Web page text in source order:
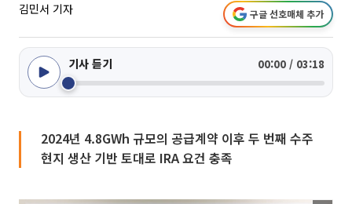
김민서 기자 구글 선호매체 추가
기사 듣기 00:00 / 03:18
2024년 4.8GWh 규모의 공급계약 이후 두 번째 수주
현지 생산 기반 토대로 IRA 요건 충족